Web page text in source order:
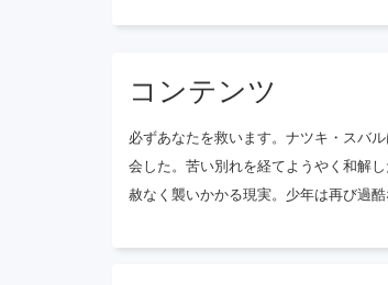
コンテンツ
必ずあなたを救います。ナツキ・スバ
会した。苦い別れを経てようやく和解
赦なく襲いかかる現実。少年は再び過酷